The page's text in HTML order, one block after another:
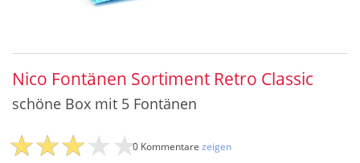
Nico Fontänen Sortiment Retro Classic
schöne Box mit 5 Fontänen
0 Kommentare zeigen